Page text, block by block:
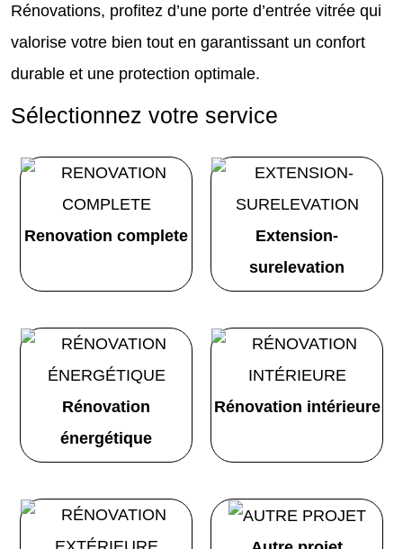
Rénovations, profitez d’une porte d’entrée vitrée qui
valorise votre bien tout en garantissant un confort
durable et une protection optimale.
Sélectionnez votre service
Renovation complete
Extension-
surelevation
Rénovation
énergétique
Rénovation intérieure